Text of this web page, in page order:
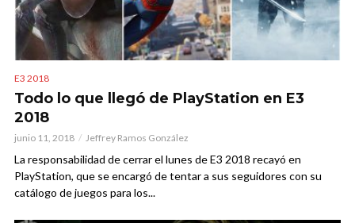
E3 2018
Todo lo que llegó de PlayStation en E3
2018
junio 11, 2018 Jeffrey Ramos González
La responsabilidad de cerrar el lunes de E3 2018 recayó en
PlayStation, que se encargó de tentar a sus seguidores con su
catálogo de juegos para los...